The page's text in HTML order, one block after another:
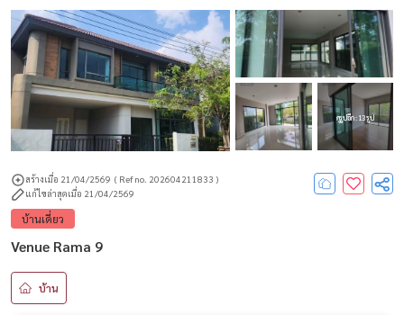
ดูรูปอีก : 13 รูป
สร้างเมื่อ 21/04/2569 ( Ref no. 202604211833 )
แก้ไขล่าสุดเมื่อ 21/04/2569
บ้านเดี่ยว
Venue Rama 9
บ้าน